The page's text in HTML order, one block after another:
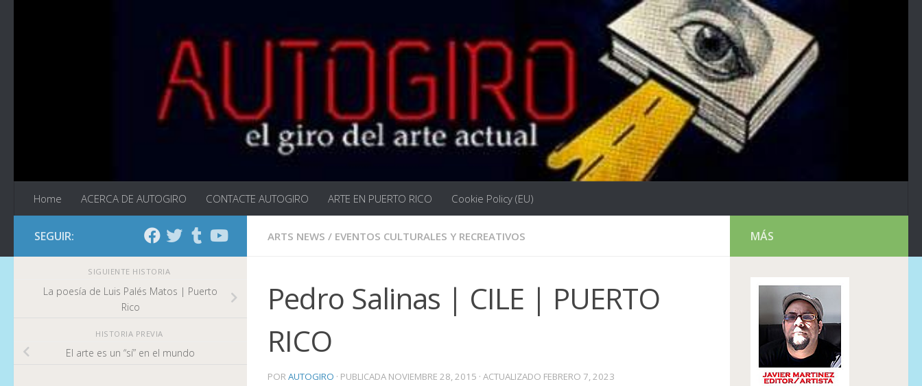
Home ACERCA DE AUTOGIRO CONTACTE AUTOGIRO ARTE EN PUERTO RICO Cookie Policy (EU)
ARTS NEWS / EVENTOS CULTURALES Y RECREATIVOS
Pedro Salinas | CILE | PUERTO
RICO
PORAUTOGIRO · PUBLICADA NOVIEMBRE 28, 2015 · ACTUALIZADO FEBRERO 7, 2023
SEGUIR:
SIGUIENTE HISTORIA
La poesía de Luis Palés Matos | Puerto
Rico
HISTORIA PREVIA
El arte es un “sí” en el mundo
MÁS